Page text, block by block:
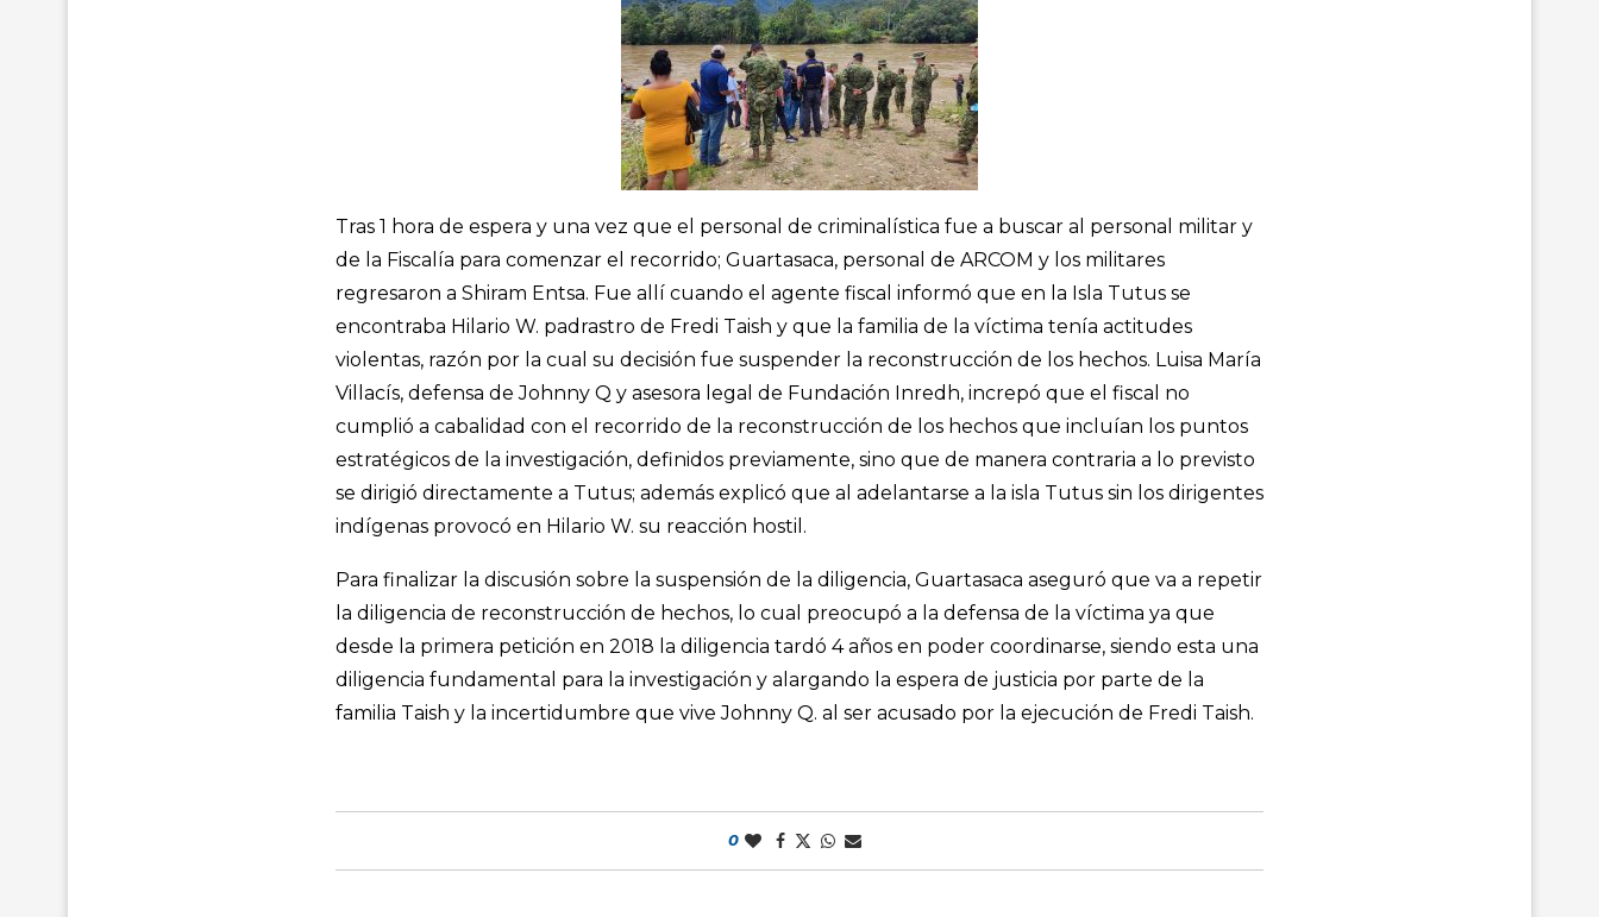
Tras 1 hora de espera y una vez que el personal de criminalística fue a buscar al personal militar y
de la Fiscalía para comenzar el recorrido; Guartasaca, personal de ARCOM y los militares
regresaron a Shiram Entsa. Fue allí cuando el agente fiscal informó que en la Isla Tutus se
encontraba Hilario W. padrastro de Fredi Taish y que la familia de la víctima tenía actitudes
violentas, razón por la cual su decisión fue suspender la reconstrucción de los hechos. Luisa María
Villacís, defensa de Johnny Q y asesora legal de Fundación Inredh, increpó que el fiscal no
cumplió a cabalidad con el recorrido de la reconstrucción de los hechos que incluían los puntos
estratégicos de la investigación, definidos previamente, sino que de manera contraria a lo previsto
se dirigió directamente a Tutus; además explicó que al adelantarse a la isla Tutus sin los dirigentes
indígenas provocó en Hilario W. su reacción hostil.
Para finalizar la discusión sobre la suspensión de la diligencia, Guartasaca aseguró que va a repetir
la diligencia de reconstrucción de hechos, lo cual preocupó a la defensa de la víctima ya que
desde la primera petición en 2018 la diligencia tardó 4 años en poder coordinarse, siendo esta una
diligencia fundamental para la investigación y alargando la espera de justicia por parte de la
familia Taish y la incertidumbre que vive Johnny Q. al ser acusado por la ejecución de Fredi Taish.
0